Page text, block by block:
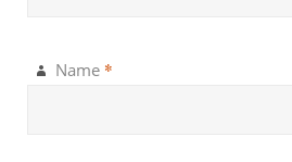
Name *